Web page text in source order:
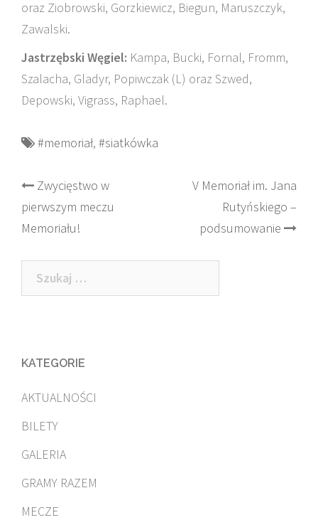
oraz Ziobrowski, Gorzkiewicz, Biegun, Maruszczyk,
Zawalski.
Jastrzębski Węgiel: Kampa, Bucki, Fornal, Fromm,
Szalacha, Gladyr, Popiwczak (L) oraz Szwed,
Depowski, Vigrass, Raphael.
#memoriał, #siatkówka
Post
navigation
Zwycięstwo w
pierwszym meczu
Memoriału!
V Memoriał im. Jana
Rutyńskiego –
podsumowanie
Szukaj:
KATEGORIE
AKTUALNOŚCI
BILETY
GALERIA
GRAMY RAZEM
MECZE